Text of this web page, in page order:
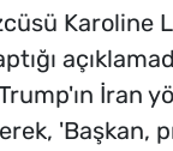
Karoline
İran
'Başkan,